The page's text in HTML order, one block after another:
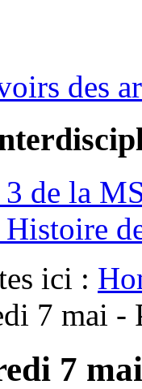
des
de la
ici :
7 mai -
7